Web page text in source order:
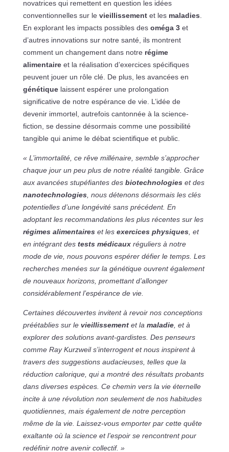
novatrices qui remettent en question les idées
conventionnelles sur le vieillissementet les maladies
En explorant les impacts possibles des oméga 3et
d’autres innovations sur notre santé, ils montrent
comment un changement dans notre régime
alimentaireet la réalisation d’exercices spécifiques
peuvent jouer un rôle clé. De plus, les avancées en
génétiquelaissent espérer une prolongation
significative de notre espérance de vie. L’idée de
devenir immortel, autrefois cantonnée à la science-
fiction, se dessine désormais comme une possibilité
tangible qui anime le débat scientifique et public.
« L’immortalité, ce rêve millénaire, semble s’approcher
chaque jour un peu plus de notre réalité tangible. Grâce
aux avancées stupéfiantes des biotechnologieset des
nanotechnologies, nous détenons désormais les clés
potentielles d’une longévité sans précédent. En
adoptant les recommandations les plus récentes sur les
régimes alimentaireset les exercices physiques, et
en intégrant des tests médicauxréguliers à notre
mode de vie, nous pouvons espérer défier le temps. Les
recherches menées sur la génétique ouvrent également
de nouveaux horizons, promettant d’allonger
considérablement l’espérance de vie.
Certaines découvertes invitent à revoir nos conceptions
préétablies sur le vieillissementet la maladie, et à
explorer des solutions avant-gardistes. Des penseurs
comme Ray Kurzweil s’interrogent et nous inspirent à
travers des suggestions audacieuses, telles que la
réduction calorique, qui a montré des résultats probants
dans diverses espèces. Ce chemin vers la vie éternelle
incite à une révolution non seulement de nos habitudes
quotidiennes, mais également de notre perception
même de la vie. Laissez-vous emporter par cette quête
exaltante où la science et l’espoir se rencontrent pour
redéfinir notre avenir collectif. »